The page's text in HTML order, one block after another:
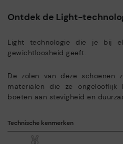
Ontdek de Light-
Light technologie die je bij
gewichtloosheid geeft.
De zolen van deze schoenen
materialen die ze
boeten aan stevigheid en
Technische kenmerken